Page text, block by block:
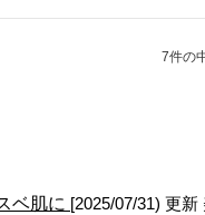
7件の
ベ肌に [2025/07/31) 更